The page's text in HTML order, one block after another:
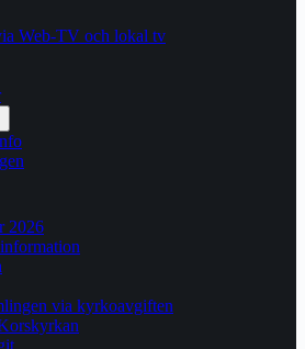
Web-TV och lokal tv
2026
via kyrkoavgiften